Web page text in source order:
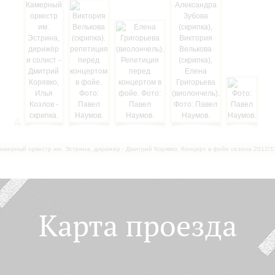
оркестр им. Эстрина, дирижёр - Дмитрий Корявко. Концерт в фойе сезона 2012/
Карта проезда